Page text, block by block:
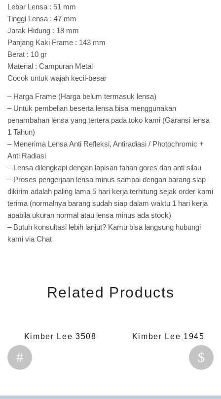
Lebar Lensa : 51 mm
Tinggi Lensa : 47 mm
Jarak Hidung : 18 mm
Panjang Kaki Frame : 143 mm
Berat : 10 gr
Material : Campuran Metal
Cocok untuk wajah kecil-besar
– Harga Frame (Harga belum termasuk lensa)
– Untuk pembelian beserta lensa bisa menggunakan
penambahan lensa yang tertera pada toko kami (Garansi lensa
1 Tahun)
– Menerima Lensa Anti Refleksi, Antiradiasi / Photochromic +
Anti Radiasi
– Lensa dilengkapi dengan lapisan tahan gores dan anti silau
– Proses pengerjaan lensa minus sampai dengan barang siap
dikirim adalah paling lama 5 hari kerja terhitung sejak order kami
terima (normalnya barang sudah siap dalam waktu 1 hari kerja
apabila ukuran normal atau lensa minus ada stock)
– Butuh konsultasi lebih lanjut? Kamu bisa langsung hubungi
kami via Chat
Related Products
Kimber Lee 3508 Kimber Lee 1945